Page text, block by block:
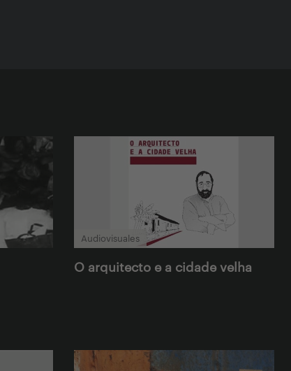
Audiovisuales
O arquitecto e a cidade velha